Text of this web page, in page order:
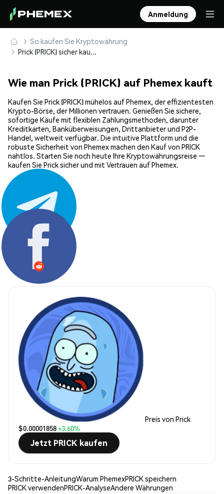
Anmeldung
So kaufen Sie Kryptowährung
Prick (PRICK) sicher kaufen und speichern
Wie man Prick (PRICK) auf Phemex kauft
Kaufen Sie Prick (PRICK) mühelos auf Phemex, der effizientesten
Krypto-Börse, der Millionen vertrauen. Genießen Sie sichere,
sofortige Käufe mit flexiblen Zahlungsmethoden, darunter
Kreditkarten, Banküberweisungen, Drittanbieter und P2P-
Handel, weltweit verfügbar. Die intuitive Plattform und die
robuste Sicherheit von Phemex machen den Kauf von PRICK
nahtlos. Starten Sie noch heute Ihre Kryptowährungsreise —
kaufen Sie Prick sicher und mit Vertrauen auf Phemex.
Teilen:
Preis von Prick
$0.00001858+3.60%
Jetzt PRICK kaufen
3-Schritte-AnleitungWarum PhemexPRICK speichern
PRICK verwendenPRICK-AnalyseAndere Währungen